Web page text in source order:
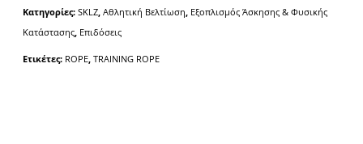
n
a
t
Κατηγορίες: SKLZ Αθλητική Βελτίωση Εξοπλισμός Άσκησης & Φυσικής
Κατάστασης Επιδόσεις
Ετικέτες: ROPE TRAINING ROPE